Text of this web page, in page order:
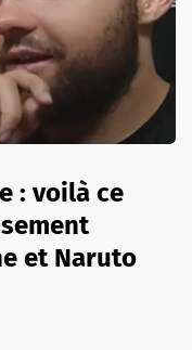
: voilà ce
et Naruto